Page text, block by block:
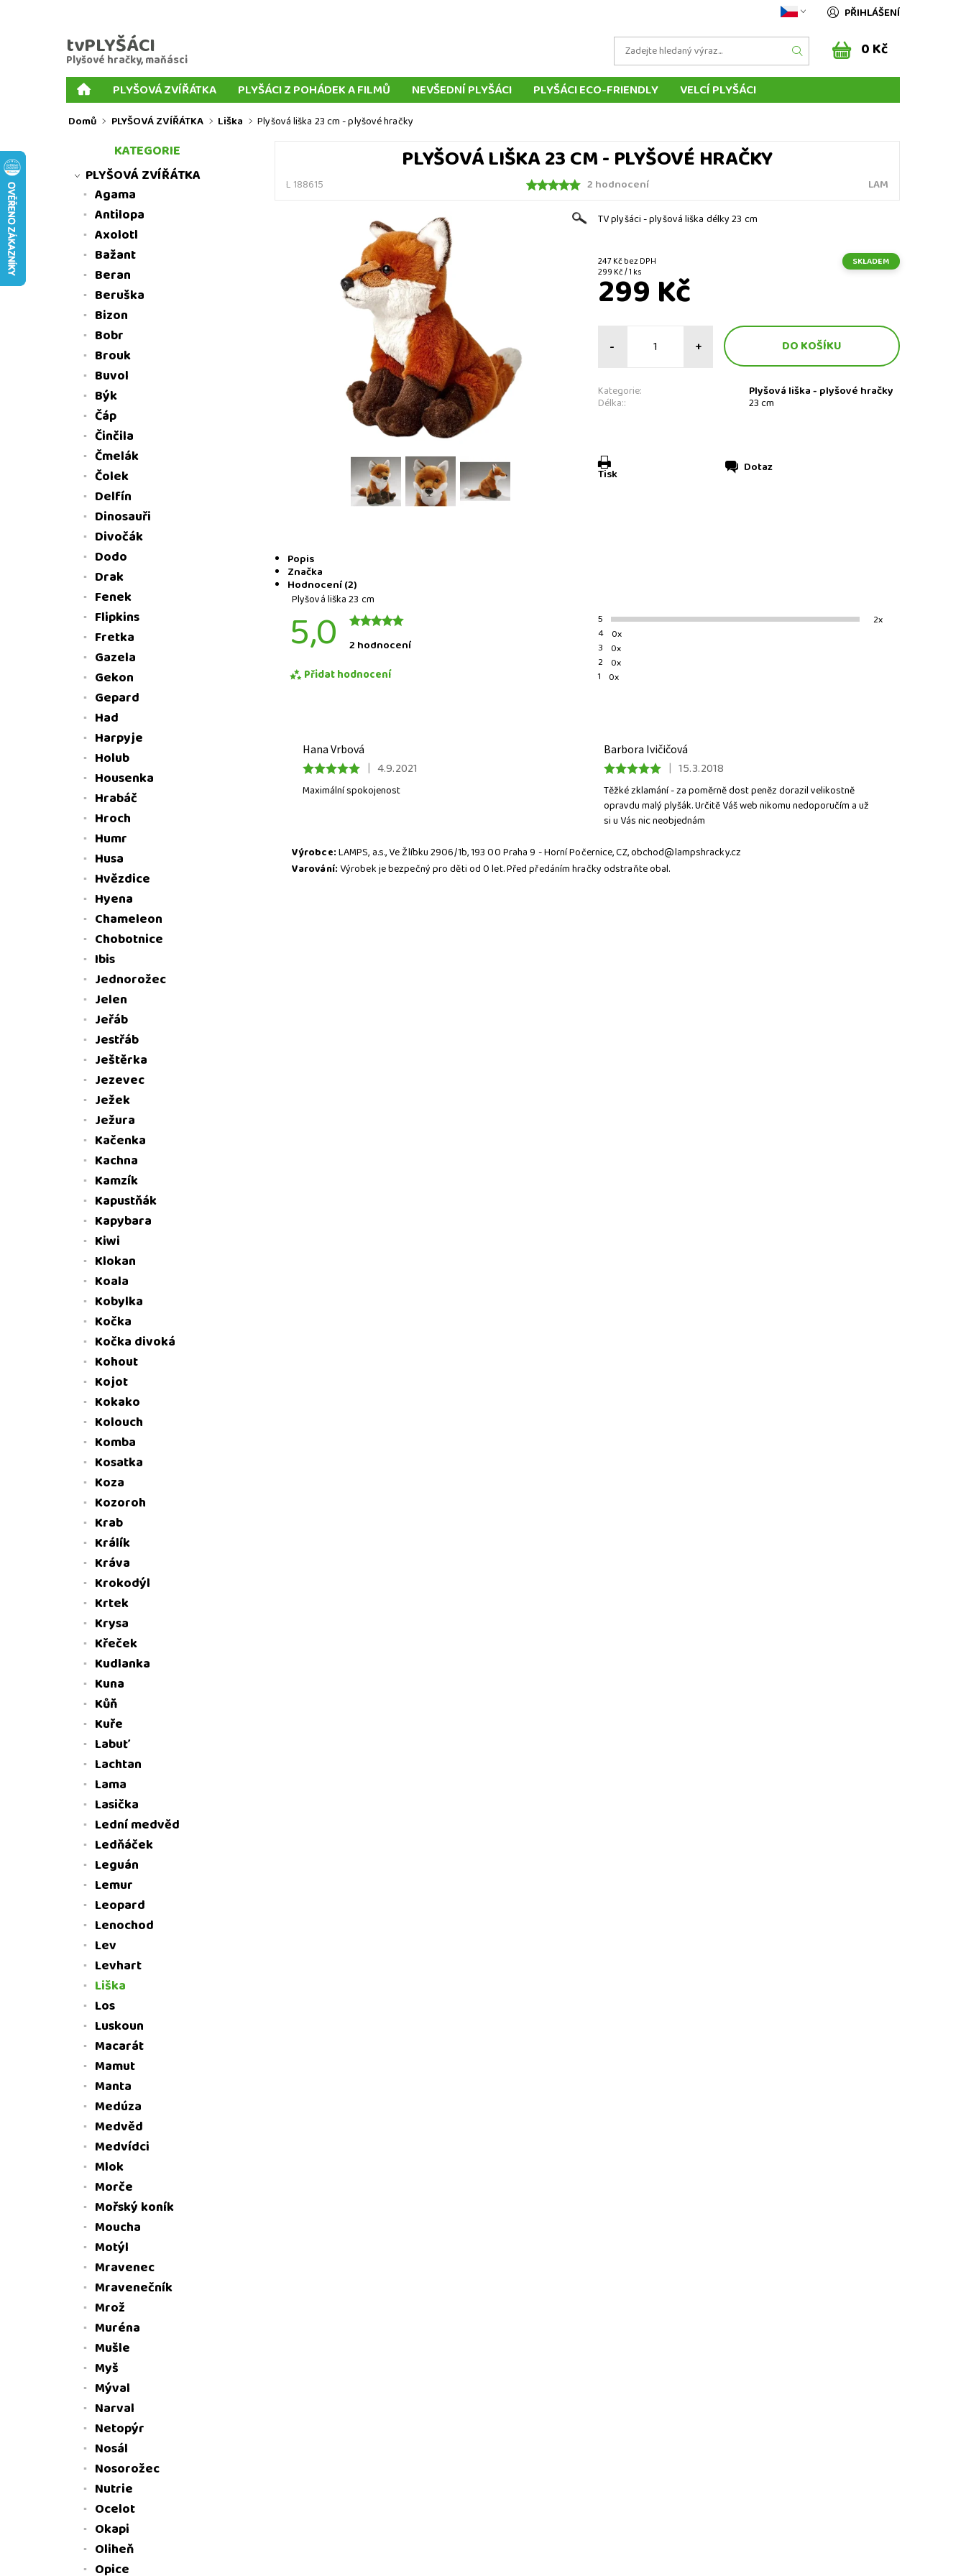
PŘIHLÁŠENÍ
tvPLYŠÁCI
Plyšové hračky, maňásci 0 Kč
PLYŠOVÁ ZVÍŘÁTKA PLYŠÁCI Z POHÁDEK A FILMŮ NEVŠEDNÍ PLYŠÁCI PLYŠÁCI ECO-FRIENDLY
VELCÍ PLYŠÁCI
PLYŠOVÉ KLÍČENKY
PLYŠOVÍ PSI MIX PLYŠOVÝCH ZVÍŘÁTEK
MNOŽSTEVNÍ SLEVY
Domů PLYŠOVÁ ZVÍŘÁTKA Liška Plyšová liška 23 cm - plyšové hračky
PLYŠOVÁ LIŠKA 23 CM - PLYŠOVÉ HRAČKY
L 188615 2 hodnocení LAM
TV plyšáci - plyšová liška délky 23 cm
247 Kč bez DPH
299 Kč / 1 ks
SKLADEM
299 Kč
- +
Kategorie: Plyšová liška - plyšové hračky
Délka:: 23 cm
Tisk Dotaz
Popis
Značka
Hodnocení (2)
Plyšová liška 23 cm
5,0
2 hodnocení
Přidat hodnocení
5
2x
4 0x
3
0x
2
0x
1
0x
Stisknutím tlačítka ODESLAT HODNOCENÍ potvrzujete, že jste se seznámili s našimi PODMÍNKAMI OCHRANY OSOBNÍCH
ÚDAJŮ.
Hana Vrbová
| 4.9.2021
Maximální spokojenost
Barbora Ivičičová
| 15.3.2018
Těžké zklamání - za poměrně dost peněz dorazil velikostně
opravdu malý plyšák. Určitě Váš web nikomu nedoporučím a už
si u Vás nic neobjednám
Výrobce:LAMPS, a.s., Ve Žlíbku 2906/1b, 193 00 Praha 9 - Horní Počernice, CZ, obchod@lampshracky.cz
Varování:Výrobek je bezpečný pro děti od 0 let. Před předáním hračky odstraňte obal.
KATEGORIE
PLYŠOVÁ ZVÍŘÁTKA
Agama
Antilopa
Axolotl
Bažant
Beran
Beruška
Bizon
Bobr
Brouk
Buvol
Býk
Čáp
Činčila
Čmelák
Čolek
Delfín
Dinosauři
Divočák
Dodo
Drak
Fenek
Flipkins
Fretka
Gazela
Gekon
Gepard
Had
Harpyje
Holub
Housenka
Hrabáč
Hroch
Humr
Husa
Hvězdice
Hyena
Chameleon
Chobotnice
Ibis
Jednorožec
Jelen
Jeřáb
Jestřáb
Ještěrka
Jezevec
Ježek
Ježura
Kačenka
Kachna
Kamzík
Kapustňák
Kapybara
Kiwi
Klokan
Koala
Kobylka
Kočka
Kočka divoká
Kohout
Kojot
Kokako
Kolouch
Komba
Kosatka
Koza
Kozoroh
Krab
Králík
Kráva
Krokodýl
Krtek
Krysa
Křeček
Kudlanka
Kuna
Kůň
Kuře
Labuť
Lachtan
Lama
Lasička
Lední medvěd
Ledňáček
Leguán
Lemur
Leopard
Lenochod
Lev
Levhart
Liška
Los
Luskoun
Macarát
Mamut
Manta
Medúza
Medvěd
Medvídci
Mlok
Morče
Mořský koník
Moucha
Motýl
Mravenec
Mravenečník
Mrož
Muréna
Mušle
Myš
Mýval
Narval
Netopýr
Nosál
Nosorožec
Nutrie
Ocelot
Okapi
Oliheň
Opice